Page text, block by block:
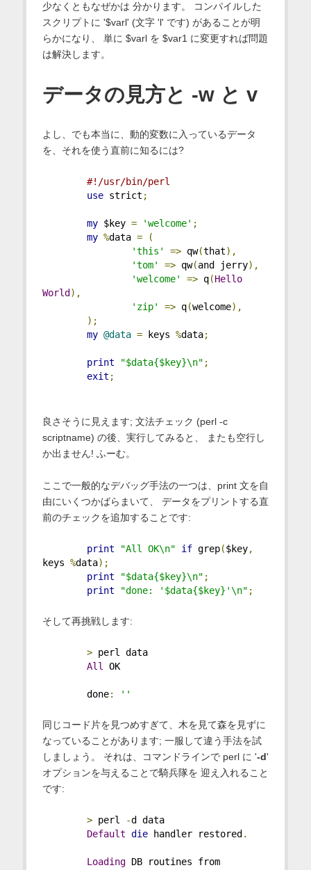
少なくともなぜかは 分かります。 コンパイルした
スクリプトに '$varl' (文字 'l' です) があることが明
らかになり、 単に $varl を $var1 に変更すれば問題
は解決します。
データの見方と -w と v
よし、でも本当に、動的変数に入っているデータ
を、それを使う直前に知るには?
#!/usr/bin/perl
use strict ;
my $key = 'welcome' ;
my %data =
(
'this'
=> qw(that),
'tom'
=> qw(and jerry),
'welcome'
=> q(Hello
World ),
'zip'
=> q(welcome),
);
my @data = keys %data;
print "$data{$key}\n" ;
exit ;
良さそうに見えます; 文法チェック (perl -c
scriptname) の後、実行してみると、 またも空行し
か出ません! ふーむ。
ここで一般的なデバッグ手法の一つは、print 文を自
由にいくつかばらまいて、 データをプリントする直
前のチェックを追加することです:
print "All OK\n" if grep($key,
keys %data);
print
"$data{$key}\n" ;
print
"done: '$data{$key}'\n" ;
そして再挑戦します:
> perl data
All
OK
done: ''
同じコード片を見つめすぎて、木を見て森を見ずに
なっていることがあります; 一服して違う手法を試
しましょう。 それは、コマンドラインで perl に '-d'
オプションを与えることで騎兵隊を 迎え入れること
です:
> perl -d data
Default die handler restored .
Loading DB routines from